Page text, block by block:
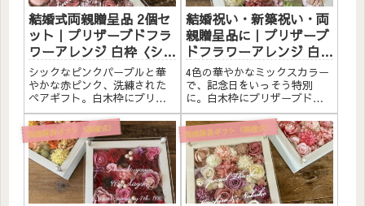
結婚式両親贈呈品 2個セ
ット｜プリザーブドフラ
ワーアレンジ 白枠〈シッ
クピンクパープル＆赤ピ
ンク〉文字入れ
シックなピンクパープルと華
やかな赤ピンク、洗練された
ペアギフト。白木枠にプリザ
ーブドフラワーと造花をたっ
ぷりアレンジしました。アク
リルプレートへの白文字入れ
無料。自立するので壁かけで
も置き型でも飾れます。こん
な方へ結婚式の両親贈呈品に
シック...
結婚祝い・新築祝い・両
親贈呈品に｜プリザーブ
ドフラワーアレンジ 白枠
〈ピンクパープル白グリ
ーン〉文字入れ
4色の華やかなミックスカラー
で、記念日をいっそう特別
に。白木枠にプリザーブドフ
ラワーと造花をたっぷりアレ
ンジしました。アクリルプレ
ートへの白文字入れ無料。自
立するので壁かけでも置き型
でも飾れます。こんな方へ結
婚祝い・結婚式の両親贈呈品
に新築...
両親贈呈ギフト（結婚式） 両親贈呈ギフト（結婚式）